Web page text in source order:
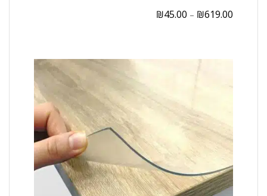
₪45.00 – ₪619.00